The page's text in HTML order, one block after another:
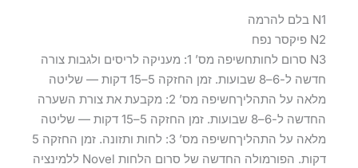
N1 בלם להרמה
N2 פיקסר נפח
N3 סרום לחותחשיפה מס’ 1: מעניקה לריסים ולגבות צורה
חדשה ל-6–8 שבועות. זמן החזקה 5–15 דקות — שליטה
מלאה על התהליךחשיפה מס’ 2: מקבעת את צורת השערה
החדשה ל-6–8 שבועות. זמן החזקה 5–15 דקות — שליטה
מלאה על התהליךחשיפה מס’ 3: לחות ותזונה. זמן החזקה 5
דקות. הפורמולה החדשה של סרום הלחות Novel ללמינציה